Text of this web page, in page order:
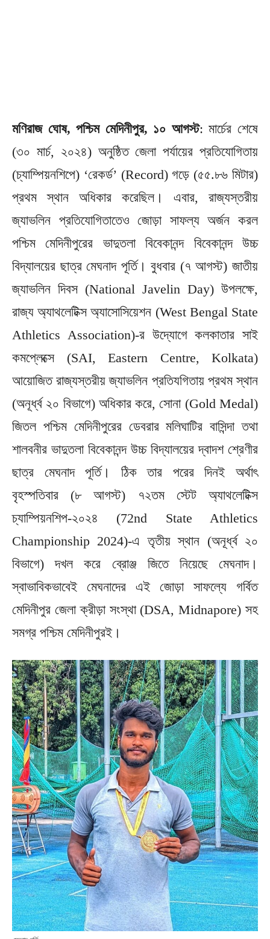
মণিরাজ ঘোষ, পশ্চিম মেদিনীপুর, ১০ আগস্ট: মার্চের শেষে
(৩০ মার্চ, ২০২৪) অনুষ্ঠিত জেলা পর্যায়ের প্রতিযোগিতায়
(চ্যাম্পিয়নশিপে) ‘রেকর্ড’ (Record) গড়ে (৫৫.৮৬ মিটার)
প্রথম স্থান অধিকার করেছিল। এবার, রাজ্যস্তরীয়
জ্যাভলিন প্রতিযোগিতাতেও জোড়া সাফল্য অর্জন করল
পশ্চিম মেদিনীপুরের ভাদুতলা বিবেকানন্দ বিবেকানন্দ উচ্চ
বিদ্যালয়ের ছাত্র মেঘনাদ পূর্তি। বুধবার (৭ আগস্ট) জাতীয়
জ্যাভলিন দিবস (National Javelin Day) উপলক্ষে,
রাজ্য অ্যাথলেটিক্স অ্যাসোসিয়েশন (West Bengal State
Athletics Association)-র উদ্যোগে কলকাতার সাই
কমপ্লেক্সে (SAI, Eastern Centre, Kolkata)
আয়োজিত রাজ্যস্তরীয় জ্যাভলিন প্রতিযগিতায় প্রথম স্থান
(অনূর্ধ্ব ২০ বিভাগে) অধিকার করে, সোনা (Gold Medal)
জিতল পশ্চিম মেদিনীপুরের ডেবরার মলিঘাটির বাসিন্দা তথা
শালবনীর ভাদুতলা বিবেকানন্দ উচ্চ বিদ্যালয়ের দ্বাদশ শ্রেণীর
ছাত্র মেঘনাদ পূর্তি। ঠিক তার পরের দিনই অর্থাৎ
বৃহস্পতিবার (৮ আগস্ট) ৭২তম স্টেট অ্যাথলেটিক্স
চ্যাম্পিয়নশিপ-২০২৪ (72nd State Athletics
Championship 2024)-এ তৃতীয় স্থান (অনূর্ধ্ব ২০
বিভাগে) দখল করে ব্রোঞ্জ জিতে নিয়েছে মেঘনাদ।
স্বাভাবিকভাবেই মেঘনাদের এই জোড়া সাফল্যে গর্বিত
মেদিনীপুর জেলা ক্রীড়া সংস্থা (DSA, Midnapore) সহ
সমগ্র পশ্চিম মেদিনীপুরই।